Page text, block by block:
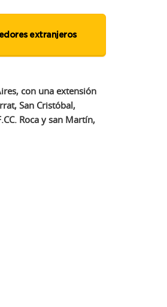
con una extensión
San Cristóbal,
Roca y san Martín,